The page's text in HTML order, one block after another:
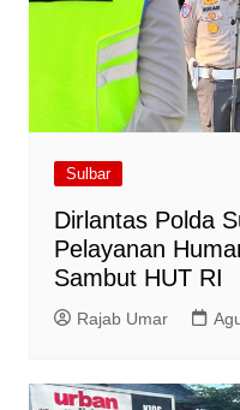
Sulbar
Dirlantas Polda
Pelayanan
Sambut HUT RI
Rajab Umar